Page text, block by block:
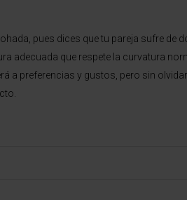
pues dices que tu pareja sufre de
adecuada que respete la curvatura
a preferencias y gustos, pero sin